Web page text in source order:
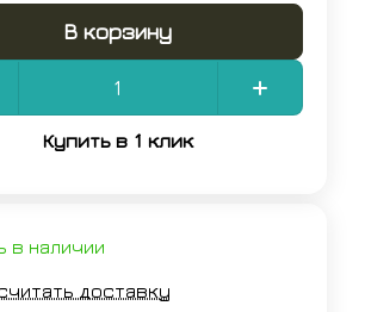
В корзину
Купить в 1 клик
в наличии
доставку